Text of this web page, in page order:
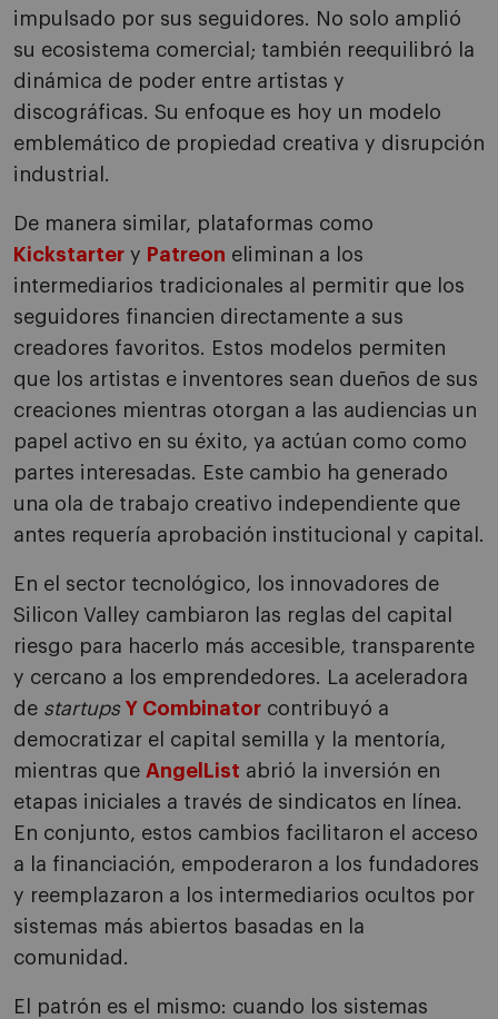
impulsado por sus seguidores. No solo amplió
su ecosistema comercial; también reequilibró la
dinámica de poder entre artistas y
discográficas. Su enfoque es hoy un modelo
emblemático de propiedad creativa y disrupción
industrial.
De manera similar, plataformas como
Kickstarter y Patreon eliminan a los
intermediarios tradicionales al permitir que los
seguidores financien directamente a sus
creadores favoritos. Estos modelos permiten
que los artistas e inventores sean dueños de sus
creaciones mientras otorgan a las audiencias un
papel activo en su éxito, ya actúan como como
partes interesadas. Este cambio ha generado
una ola de trabajo creativo independiente que
antes requería aprobación institucional y capital.
En el sector tecnológico, los innovadores de
Silicon Valley cambiaron las reglas del capital
riesgo para hacerlo más accesible, transparente
y cercano a los emprendedores. La aceleradora
de startups Y Combinator contribuyó a
democratizar el capital semilla y la mentoría,
mientras que AngelList abrió la inversión en
etapas iniciales a través de sindicatos en línea.
En conjunto, estos cambios facilitaron el acceso
a la financiación, empoderaron a los fundadores
y reemplazaron a los intermediarios ocultos por
sistemas más abiertos basadas en la
comunidad.
El patrón es el mismo: cuando los sistemas